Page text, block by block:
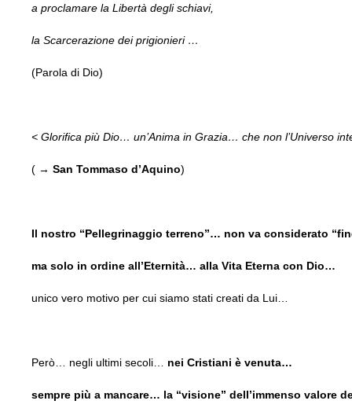
a proclamare la Libertà degli schiavi,
la Scarcerazione dei prigionieri …
(Parola di Dio)
< Glorifica più Dio… un’Anima in Grazia… che non l’Universo
( → San Tommaso d’Aquino)
Il nostro “Pellegrinaggio terreno”… non va considerato
ma solo in ordine all’Eternità… alla Vita Eterna con Dio…
unico vero motivo per cui siamo stati creati da Lui…
Però… negli ultimi secoli… nei Cristiani è venuta…
sempre più a mancare… la “visione” dell’immenso valore